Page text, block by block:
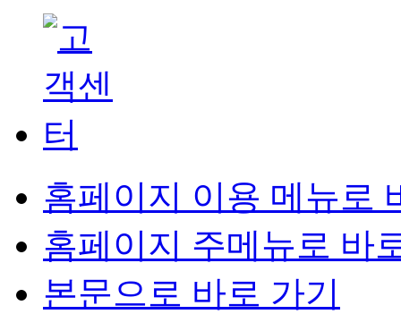
홈페이지 이용 메뉴로
홈페이지 주메뉴로 바
본문으로 바로 가기